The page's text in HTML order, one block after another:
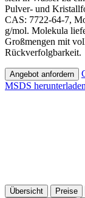
Pulver- und
CAS: 7722-64-7,
g/mol. Molekula
Großmengen mit
Rückverfolgbarkeit.
Angebot anfordern
MSDS herunterladen
Übersicht Preise